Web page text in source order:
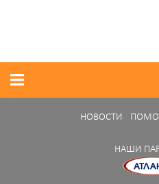
НОВОСТИ
НАШИ